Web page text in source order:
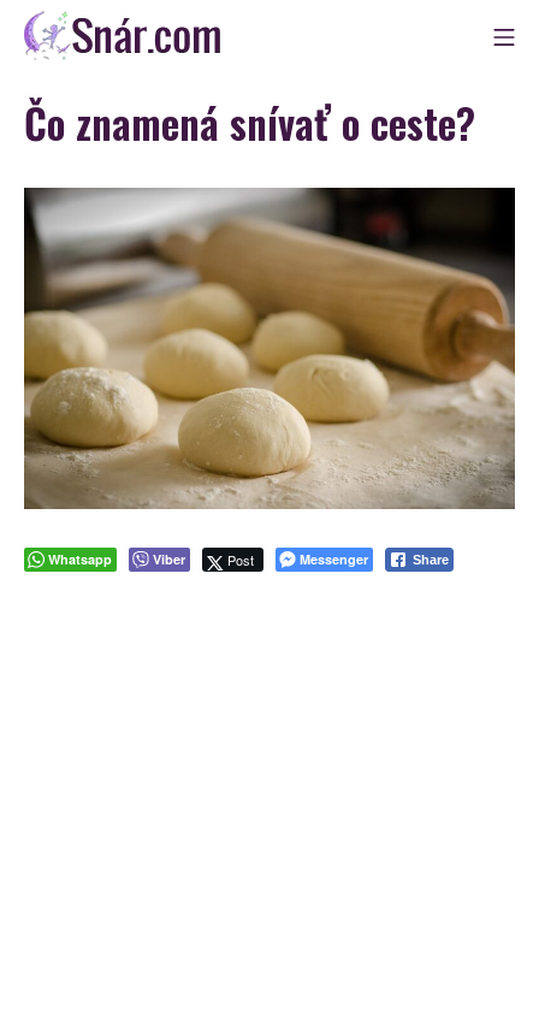
Skip
Snár
Čo znamená snívať o ceste?
Whatsapp Viber Post Messenger Share